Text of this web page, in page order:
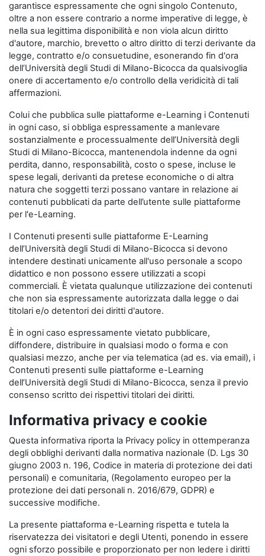
garantisce espressamente che ogni singolo Contenuto,
oltre a non essere contrario a norme imperative di legge, è
nella sua legittima disponibilità e non viola alcun diritto
d'autore, marchio, brevetto o altro diritto di terzi derivante da
legge, contratto e/o consuetudine, esonerando fin d'ora
dell’Università degli Studi di Milano-Bicocca da qualsivoglia
onere di accertamento e/o controllo della veridicità di tali
affermazioni.
Colui che pubblica sulle piattaforme e-Learning i Contenuti
in ogni caso, si obbliga espressamente a manlevare
sostanzialmente e processualmente dell’Università degli
Studi di Milano-Bicocca, mantenendola indenne da ogni
perdita, danno, responsabilità, costo o spese, incluse le
spese legali, derivanti da pretese economiche o di altra
natura che soggetti terzi possano vantare in relazione ai
contenuti pubblicati da parte dell’utente sulle piattaforme
per l'e-Learning.
I Contenuti presenti sulle piattaforme E-Learning
dell’Università degli Studi di Milano-Bicocca si devono
intendere destinati unicamente all'uso personale a scopo
didattico e non possono essere utilizzati a scopi
commerciali. È vietata qualunque utilizzazione dei contenuti
che non sia espressamente autorizzata dalla legge o dai
titolari e/o detentori dei diritti d'autore.
È in ogni caso espressamente vietato pubblicare,
diffondere, distribuire in qualsiasi modo o forma e con
qualsiasi mezzo, anche per via telematica (ad es. via email), i
Contenuti presenti sulle piattaforme e-Learning
dell’Università degli Studi di Milano-Bicocca, senza il previo
consenso scritto dei rispettivi titolari dei diritti.
Informativa privacy e cookie
Questa informativa riporta la Privacy policy in ottemperanza
degli obblighi derivanti dalla normativa nazionale (D. Lgs 30
giugno 2003 n. 196, Codice in materia di protezione dei dati
personali) e comunitaria, (Regolamento europeo per la
protezione dei dati personali n. 2016/679, GDPR) e
successive modifiche.
La presente piattaforma e-Learning rispetta e tutela la
riservatezza dei visitatori e degli Utenti, ponendo in essere
ogni sforzo possibile e proporzionato per non ledere i diritti